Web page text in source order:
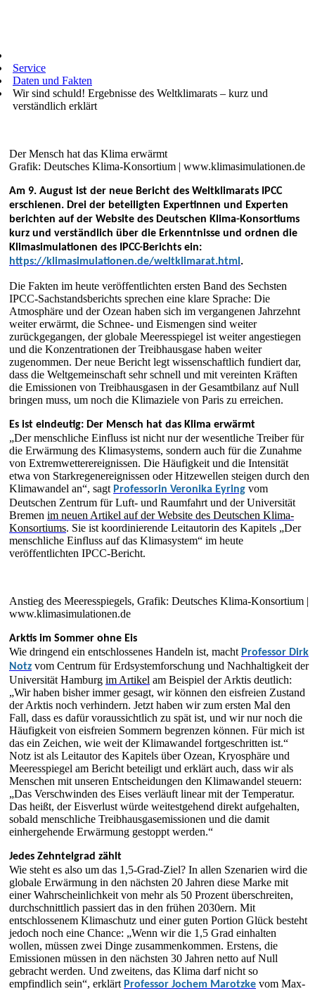
Service
Daten und Fakten
Wir sind schuld! Ergebnisse des Weltklimarats – kurz und
verständlich erklärt
Der Mensch hat das Klima erwärmt
Grafik: Deutsches Klima-Konsortium | www.klimasimulationen.de
Am 9. August ist der neue Bericht des Weltklimarats IPCC
erschienen. Drei der beteiligten Expertinnen und Experten
berichten auf der Website des Deutschen Klima-Konsortiums
kurz und verständlich über die Erkenntnisse und ordnen die
Klimasimulationen des IPCC-Berichts ein:
https://klimasimulationen.de/weltklimarat.html .
Die Fakten im heute veröffentlichten ersten Band des Sechsten
IPCC-Sachstandsberichts sprechen eine klare Sprache: Die
Atmosphäre und der Ozean haben sich im vergangenen Jahrzehnt
weiter erwärmt, die Schnee- und Eismengen sind weiter
zurückgegangen, der globale Meeresspiegel ist weiter angestiegen
und die Konzentrationen der Treibhausgase haben weiter
zugenommen. Der neue Bericht legt wissenschaftlich fundiert dar,
dass die Weltgemeinschaft sehr schnell und mit vereinten Kräften
die Emissionen von Treibhausgasen in der Gesamtbilanz auf Null
bringen muss, um noch die Klimaziele von Paris zu erreichen.
Es ist eindeutig: Der Mensch hat das Klima erwärmt
„Der menschliche Einfluss ist nicht nur der wesentliche Treiber für
die Erwärmung des Klimasystems, sondern auch für die Zunahme
von Extremwetterereignissen. Die Häufigkeit und die Intensität
etwa von Starkregenereignissen oder Hitzewellen steigen durch den
Klimawandel an“, sagt Professorin Veronika Eyring vom
Deutschen Zentrum für Luft- und Raumfahrt und der Universität
Bremen im neuen Artikel auf der Website des Deutschen Klima-
Konsortiums. Sie ist koordinierende Leitautorin des Kapitels „Der
menschliche Einfluss auf das Klimasystem“ im heute
veröffentlichten IPCC-Bericht.
Anstieg des Meeresspiegels, Grafik: Deutsches Klima-Konsortium |
www.klimasimulationen.de
Arktis im Sommer ohne Eis
Wie dringend ein entschlossenes Handeln ist, macht Professor Dirk
Notz vom Centrum für Erdsystemforschung und Nachhaltigkeit der
Universität Hamburg im Artikel am Beispiel der Arktis deutlich:
„Wir haben bisher immer gesagt, wir können den eisfreien Zustand
der Arktis noch verhindern. Jetzt haben wir zum ersten Mal den
Fall, dass es dafür voraussichtlich zu spät ist, und wir nur noch die
Häufigkeit von eisfreien Sommern begrenzen können. Für mich ist
das ein Zeichen, wie weit der Klimawandel fortgeschritten ist.“
Notz ist als Leitautor des Kapitels über Ozean, Kryosphäre und
Meeresspiegel am Bericht beteiligt und erklärt auch, dass wir als
Menschen mit unseren Entscheidungen den Klimawandel steuern:
„Das Verschwinden des Eises verläuft linear mit der Temperatur.
Das heißt, der Eisverlust würde weitestgehend direkt aufgehalten,
sobald menschliche Treibhausgasemissionen und die damit
einhergehende Erwärmung gestoppt werden.“
Jedes Zehntelgrad zählt
Wie steht es also um das 1,5-Grad-Ziel? In allen Szenarien wird die
globale Erwärmung in den nächsten 20 Jahren diese Marke mit
einer Wahrscheinlichkeit von mehr als 50 Prozent überschreiten,
durchschnittlich passiert das in den frühen 2030ern. Mit
entschlossenem Klimaschutz und einer guten Portion Glück besteht
jedoch noch eine Chance: „Wenn wir die 1,5 Grad einhalten
wollen, müssen zwei Dinge zusammenkommen. Erstens, die
Emissionen müssen in den nächsten 30 Jahren netto auf Null
gebracht werden. Und zweitens, das Klima darf nicht so
empfindlich sein“, erklärt Professor Jochem Marotzke vom Max-